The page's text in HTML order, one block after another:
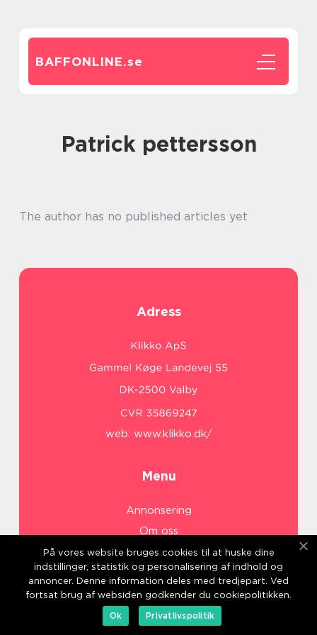
BAFFONLINE.se
patrick pettersson
The author has no published articles yet
Adress
web: www.klikko.dk/
Menu
Annonsering
Om oss
Cookies
Kontakta oss
Sitemap
På vores website bruges cookies til at huske dine
indstillinger, statistik og personalisering af indhold og
annoncer. Denne information deles med tredjepart. Ved
fortsat brug af websiden godkender du cookiepolitikken.
Ok
Privatlivspolitik